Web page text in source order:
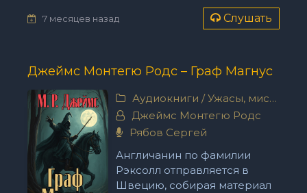
7 месяцев назад Слушать
Джеймс Монтегю Родс – Граф Магнус
Аудиокниги /Ужасы, мистика
Джеймс Монтегю Родс
Рябов Сергей
Англичанин по фамилии
Рэксолл отправляется в
Швецию, собирая материал